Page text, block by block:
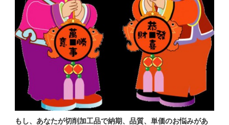
もし、あなたが切削加工品で納期、品質、単価のお悩みがあ